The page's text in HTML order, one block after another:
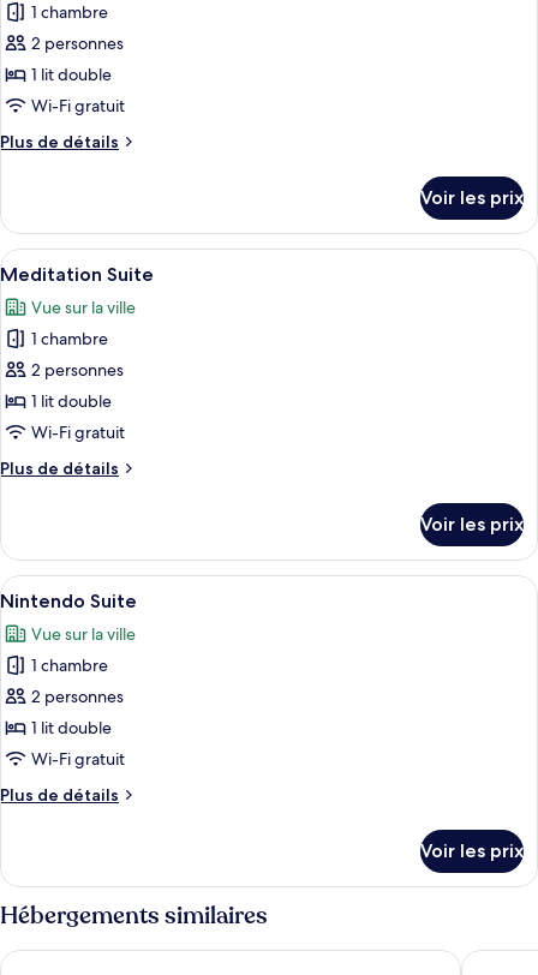
PC
photos
pour
ce
type
chambre :
1 chambre
2 personnes
1 lit double
Wi-Fi gratuit
Plus de détails
Plus
le
type
de
Business
Suite
Voir les prix
Afficher
toutes
les
photos
pour
ce
type
chambre :
Une chambre d’hôtel moderne avec
15
Meditation Suite
Vue sur la ville
1 chambre
2 personnes
1 lit double
Wi-Fi gratuit
Plus de détails
Plus
le
type
de
Meditation
Suite
Voir les prix
Afficher
toutes
les
photos
pour
ce
type
chambre :
Une chambre d’hôtel avec un lit, un
11
Nintendo Suite
Vue sur la ville
1 chambre
2 personnes
1 lit double
Wi-Fi gratuit
Plus de détails
Plus
le
type
de
chambre
Nintendo
Voir les prix
Hébergements similaires
Toyoko Inn Daejeon Government Complex Anook